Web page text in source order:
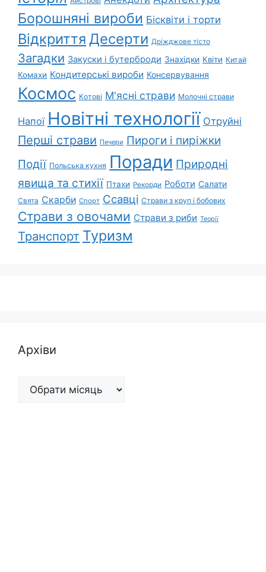
Борошняні вироби Бісквіти і торти
Відкриття Десерти Дріжджове тісто
Загадки Закуски і бутерброди Знахідки Квіти Китай
Комахи Кондитерські вироби Консервування
Космос Котові М'ясні страви Молочні страви
Напої Новітні технології Отруйні
Перші страви Печери Пироги і пиріжки
Події Польська кухня Поради Природні
явища та стихії Птахи Рекорди Роботи Салати
Свята Скарби Спорт Ссавці Страви з круп і бобових
Страви з овочами Страви з риби Теорії
Транспорт Туризм
Архіви
Архіви